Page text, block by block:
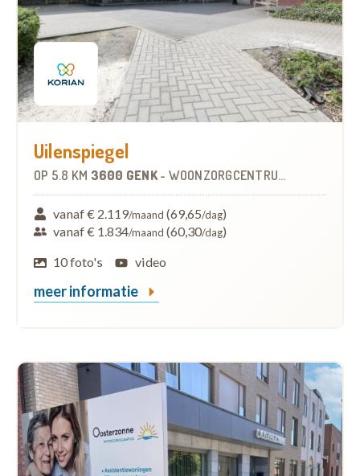
Uilenspiegel
OP 5.8 KM 3600 GENK- WOONZORGCENTRUM (WZC)
vanaf € 2.119/maand (69,65/dag)
vanaf € 1.834/maand (60,30/dag)
10 foto's
video
meer informatie